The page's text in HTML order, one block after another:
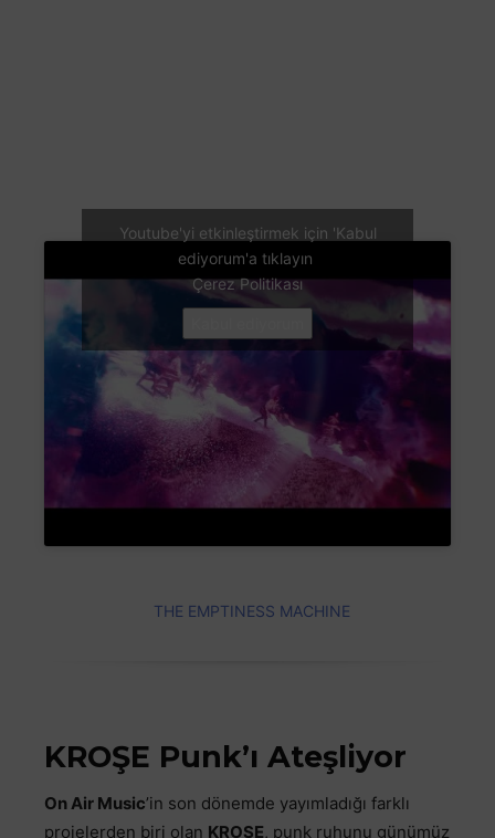
Youtube'yi etkinleştirmek için 'Kabul
ediyorum'a tıklayın
Çerez Politikası
THE EMPTINESS MACHINE
KROŞE Punk’ı Ateşliyor
On Air Music’in son dönemde yayımladığı farklı
projelerden biri olan KROŞE, punk ruhunu günümüz